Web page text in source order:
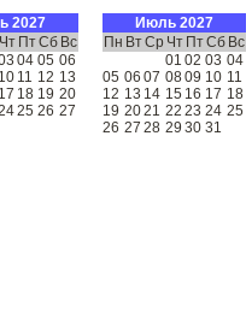
2027
Чт ПтСб Вс
04 05 06
10 11 12 13
17 18 19 20
25 26 27
Июль 2027
Пн ВтСр Чт ПтСб Вс
01 02 03 04
05 06 07 0809 10 11
12 13 14 15 16 17 18
19 2021 22 23 24 25
26 27 28 29 30 31